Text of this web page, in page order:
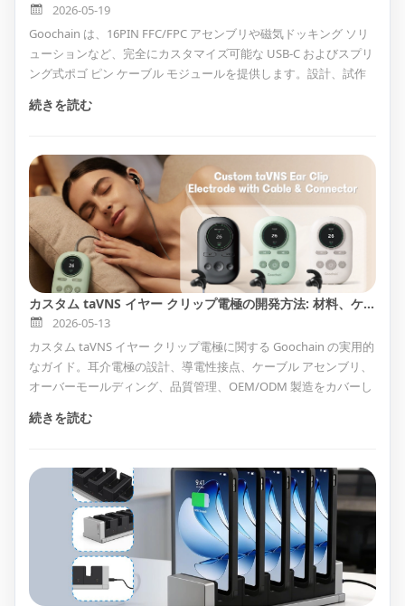
2026-05-19
Goochain は、16PIN FFC/FPC アセンブリや磁気ドッキング ソリ
ューションなど、完全にカスタマイズ可能な USB-C およびスプリ
ング式ポゴ ピン ケーブル モジュールを提供します。設計、試作
FDA 認定。医療機器、ウェアラブル電子機器、産業機器、自動
続きを読む
カスタム taVNS イヤー クリップ電極の開発方法: 材料、ケーブル設計、OEM 製造
2026-05-13
カスタム taVNS イヤー クリップ電極に関する Goochain の実用的
なガイド。耳介電極の設計、導電性接点、ケーブル アセンブリ、
オーバーモールディング、品質管理、OEM/ODM 製造をカバーし
続きを読む